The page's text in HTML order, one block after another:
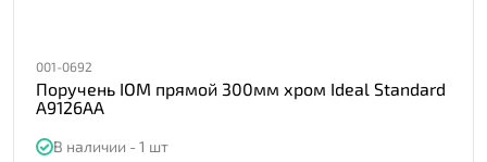
001-0692
Поручень IOM прямой 300мм хром Ideal Standard
A9126AA
В наличии - 1 шт